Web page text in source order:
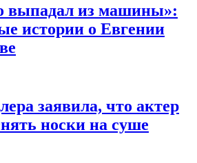
выпадал из машины»:
истории о Евгении
заявила, что актер
носки на суше